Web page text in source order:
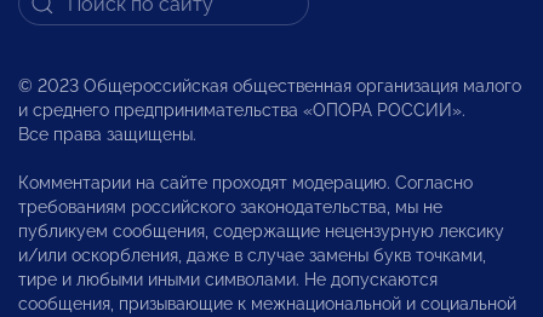
© 2023 Общероссийская общественная организация малого
и среднего предпринимательства «ОПОРА РОССИИ».
Все права защищены.
Комментарии на сайте проходят модерацию. Согласно
требованиям российского законодательства, мы не
публикуем сообщения, содержащие нецензурную лексику
и/или оскорбления, даже в случае замены букв точками,
тире и любыми иными символами. Не допускаются
сообщения, призывающие к межнациональной и социальной